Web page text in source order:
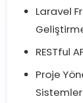
Laravel
RESTful
Proje